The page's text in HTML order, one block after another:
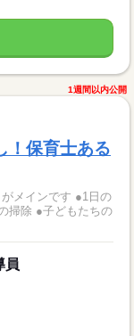
1週間以内公開
！保育士ある
ンです ●1日の
掃除 ●子どもたちの
員